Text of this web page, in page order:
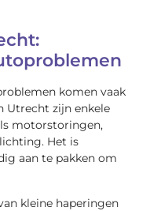
komen vaak
Utrecht zijn enkele
motorstoringen,
Het is
aan te pakken om
kleine haperingen